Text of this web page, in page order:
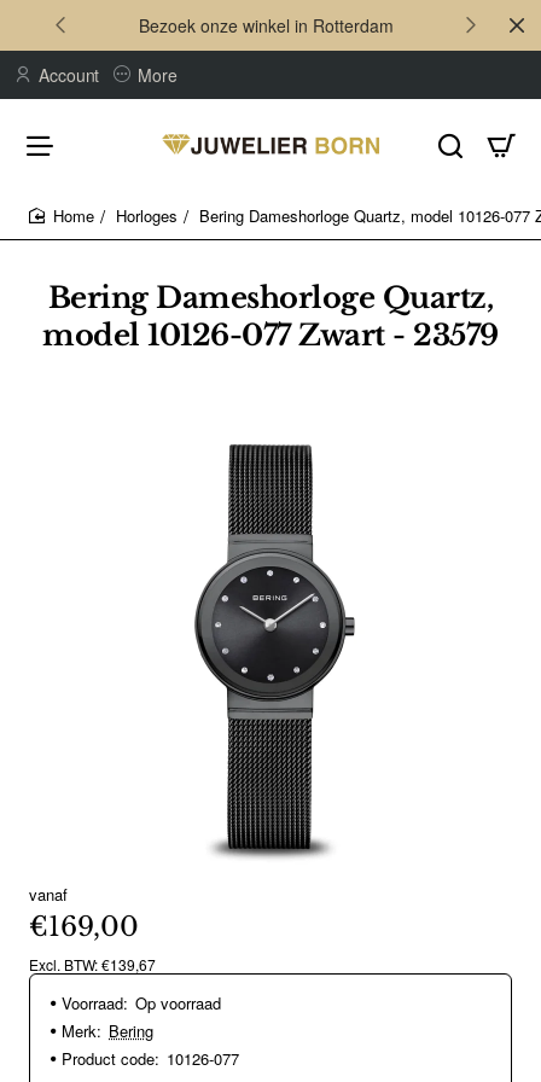
Bezoek onze winkel in Rotterdam
Account More
Bering Dameshorloge Quartz,
model 10126-077 Zwart - 23579
Horloges Bering Dameshorloge Quartz, model 10126-077
vanaf
€169,00
Excl. BTW: €139,67
Voorraad: Op voorraad
Merk: Bering
Product code: 10126-077